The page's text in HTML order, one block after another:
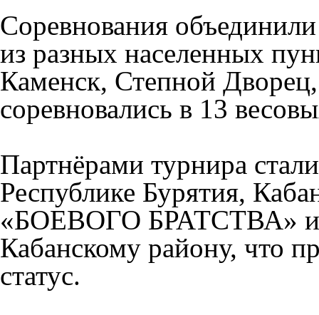
Соревнования
из разных населенных
Каменск, Степной
соревновались в 13
Партнёрами турнира
Республике Бурятия,
«БОЕВОГО БРАТСТВА» и
Кабанскому району, что
статус.